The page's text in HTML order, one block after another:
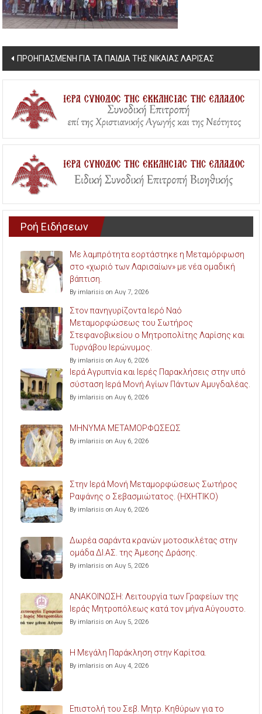
Post
navigation
ΠΡΟΗΓΙΑΣΜΕΝΗ ΓΙΑ ΤΑ ΠΑΙΔΙΑ ΤΗΣ ΝΙΚΑΙΑΣ ΛΑΡΙΣΑΣ
Ροή Ειδήσεων
Με λαμπρότητα εορτάστηκε η Μεταμόρφωση
στο «χωριό των Λαρισαίων» με νέα ομαδική
βάπτιση.
By imlarisis on Αυγ 7, 2026
Στον πανηγυρίζοντα Ιερό Ναό
Μεταμορφώσεως του Σωτήρος
Στεφανοβικείου ο Μητροπολίτης Λαρίσης και
Τυρνάβου Ιερώνυμος.
By imlarisis on Αυγ 6, 2026
Ιερά Αγρυπνία και Ιερές Παρακλήσεις στην υπό
σύσταση Ιερά Μονή Αγίων Πάντων Αμυγδαλέας.
By imlarisis on Αυγ 6, 2026
ΜΗΝΥΜΑ ΜΕΤΑΜΟΡΦΩΣΕΩΣ
By imlarisis on Αυγ 6, 2026
Στην Ιερά Μονή Μεταμορφώσεως Σωτήρος
Ραψάνης ο Σεβασμιώτατος. (ΗΧΗΤΙΚΟ)
By imlarisis on Αυγ 6, 2026
Δωρέα σαράντα κρανών μοτοσικλέτας στην
ομάδα ΔΙ.ΑΣ. της Άμεσης Δράσης.
By imlarisis on Αυγ 5, 2026
ΑΝΑΚΟΙΝΩΣΗ: Λειτουργία των Γραφείων της
Ιεράς Μητροπόλεως κατά τον μήνα Αύγουστο.
By imlarisis on Αυγ 5, 2026
Η Μεγάλη Παράκληση στην Καρίτσα.
By imlarisis on Αυγ 4, 2026
Επιστολή του Σεβ. Μητρ. Κηθύρων για το